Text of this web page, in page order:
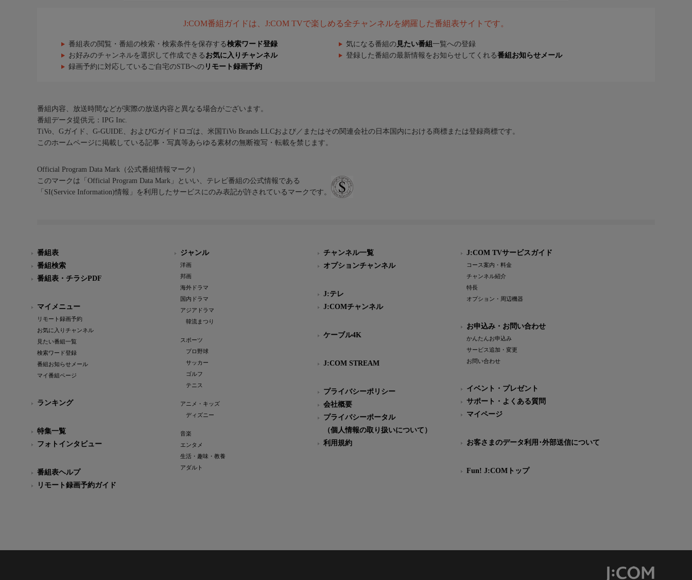
J:COM番組ガイドは、J:COM TVで楽しめる全チャンネルを網羅した番組表サイトです。
番組表の閲覧・番組の検索・検索条件を保存する検索ワード登録 気になる番組の 見たい番組 一覧への登録
お好みのチャンネルを選択して作成できる お気に入りチャンネル 登録した番組の最新情報をお知らせしてくれる番組お知らせメール
録画予約に対応しているご自宅のSTBへの リモート録画予約
番組内容、放送時間などが実際の放送内容と異なる場合がございます。
番組データ提供元：IPG Inc.
TiVo、Gガイド、G-GUIDE、およびGガイドロゴは、米国TiVo Brands LLCおよび／またはその関連会社の日本国内における商標または登録商標です。
このホームページに掲載している記事・写真等あらゆる素材の無断複写・転載を禁じます。
Official Program Data Mark（公式番組情報マーク）
このマークは「Official Program Data Mark」といい、テレビ番組の公式情報である
「SI(Service Information)情報」を利用したサービスにのみ表記が許されているマークです。
番組表
番組検索
番組表・チラシPDF
マイメニュー
リモート録画予約
お気に入りチャンネル
見たい番組一覧
検索ワード登録
番組お知らせメール
マイ番組ページ
ランキング
特集一覧
フォトインタビュー
番組表ヘルプ
リモート録画予約ガイド
ジャンル
洋画
邦画
海外ドラマ
国内ドラマ
アジアドラマ
韓流まつり
スポーツ
プロ野球
サッカー
ゴルフ
テニス
アニメ・キッズ
ディズニー
音楽
エンタメ
生活・趣味・教養
アダルト
チャンネル一覧
オプションチャンネル
J:テレ
J:COMチャンネル
ケーブル4K
J:COM STREAM
プライバシーポリシー
会社概要
プライバシーポータル
（個人情報の取り扱いについて）
利用規約
J:COM TVサービスガイド
コース案内・料金
チャンネル紹介
特長
オプション・周辺機器
お申込み・お問い合わせ
かんたんお申込み
サービス追加・変更
お問い合わせ
イベント・プレゼント
サポート・よくある質問
マイページ
お客さまのデータ利用･外部送信について
Fun! J:COMトップ